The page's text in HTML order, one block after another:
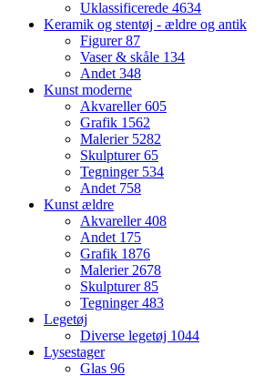
Uklassificerede 4634
Keramik og stentøj - ældre og antik
Figurer87
Vaser & skåle 134
Andet 348
Kunst moderne
Akvareller605
Grafik 1562
Malerier 5282
Skulpturer65
Tegninger 534
Andet 758
Kunst ældre
Akvareller408
Andet 175
Grafik 1876
Malerier 2678
Skulpturer85
Tegninger483
Legetøj
Diverse legetøj 1044
Lysestager
Glas 96